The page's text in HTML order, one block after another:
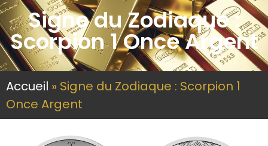
Signe du Zodiaque :
Scorpion 1 Once Argent
Accueil » Signe du Zodiaque : Scorpion 1
Once Argent